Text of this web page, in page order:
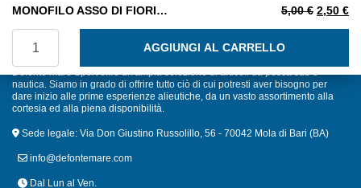
MONOFILO ASSO DI FIORI 100 m. 0,20 mm. BLACK 5,00€ Il
2,50 €Il
AGGIUNGI AL CARRELLO
Defonte Mare Sport offre un'ampia selezione di articoli da pesca sub e
nautica. Siamo in grado di offrire tutto ciò di cui potresti aver bisogno per
dare inizio alle prime esperienze alieutiche, da un vasto assortimento alla
cortesia ed alla piena disponibilità.
Sede legale: Via Don Giustino Russolillo, 56 - 70042 Mola di Bari (BA)
info@defontemare.com
Dal Lun al Ven.